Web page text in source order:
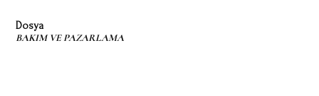
Dosya
BAKIM VE PAZARLAMA